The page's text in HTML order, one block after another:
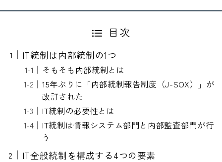
目次
IT統制は内部統制の1つ
そもそも内部統制とは
15年ぶりに「内部統制報告制度（J-SOX）」が
改訂された
IT統制の必要性とは
IT統制は情報システム部門と内部監査部門が行
う
IT全般統制を構成する4つの要素